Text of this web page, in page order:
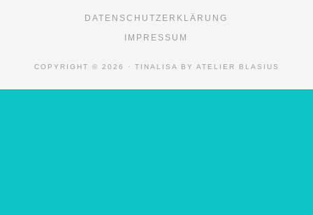
DATENSCHUTZERKLÄRUNG
IMPRESSUM
COPYRIGHT © 2026 · TINALISA BY ATELIER BLASIUS